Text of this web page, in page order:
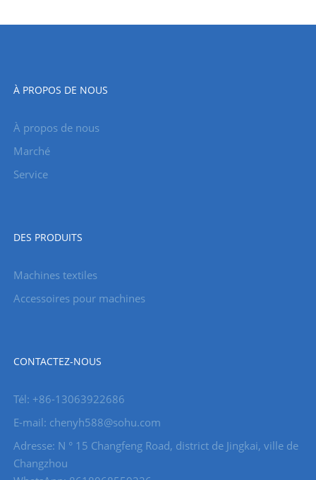
À PROPOS DE NOUS
À propos de nous
Marché
Service
DES PRODUITS
Machines textiles
Accessoires pour machines
CONTACTEZ-NOUS
Tél: +86-13063922686
E-mail: chenyh588@sohu.com
Adresse: N ° 15 Changfeng Road, district de Jingkai, ville de
Changzhou